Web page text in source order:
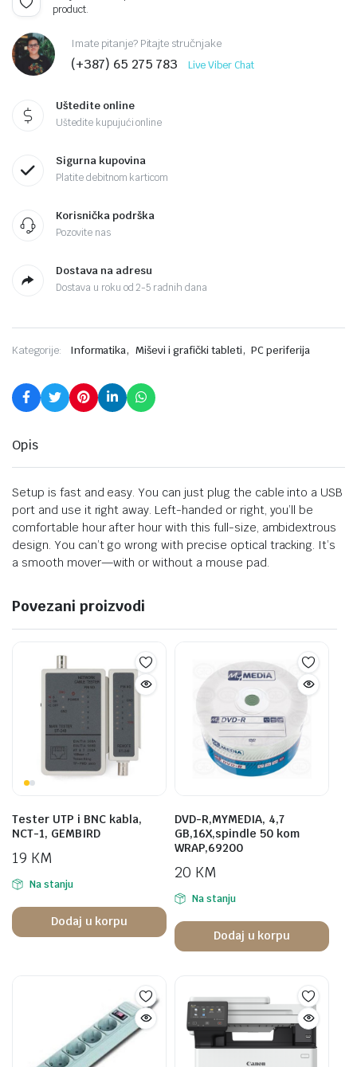
product.
Imate pitanje? Pitajte stručnjake
(+387) 65 275 783 Live Viber Chat
Uštedite online
Uštedite kupujući online
Sigurna kupovina
Platite debitnom karticom
Korisnička podrška
Pozovite nas
Dostava na adresu
Dostava u roku od 2-5 radnih dana
Kategorije: Informatika, Miševi i grafički tableti, PC periferija
Opis
Setup is fast and easy. You can just plug the cable into a USB
port and use it right away. Left-handed or right, you’ll be
comfortable hour after hour with this full-size, ambidextrous
design. You can’t go wrong with precise optical tracking. It’s
a smooth mover—with or without a mouse pad.
Povezani proizvodi
Tester UTP i BNC kabla,
NCT-1, GEMBIRD
19 KM
Na stanju
Dodaj u korpu
DVD-R,MYMEDIA, 4,7
GB,16X,spindle 50 kom
WRAP,69200
20 KM
Na stanju
Dodaj u korpu